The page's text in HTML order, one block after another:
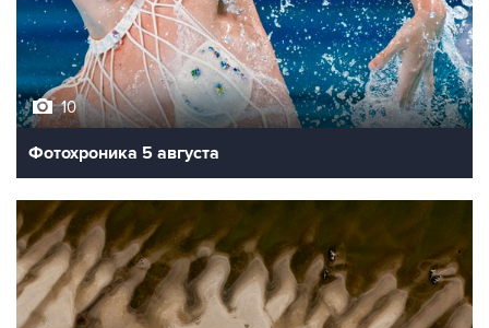
10
Фотохроника 5 августа